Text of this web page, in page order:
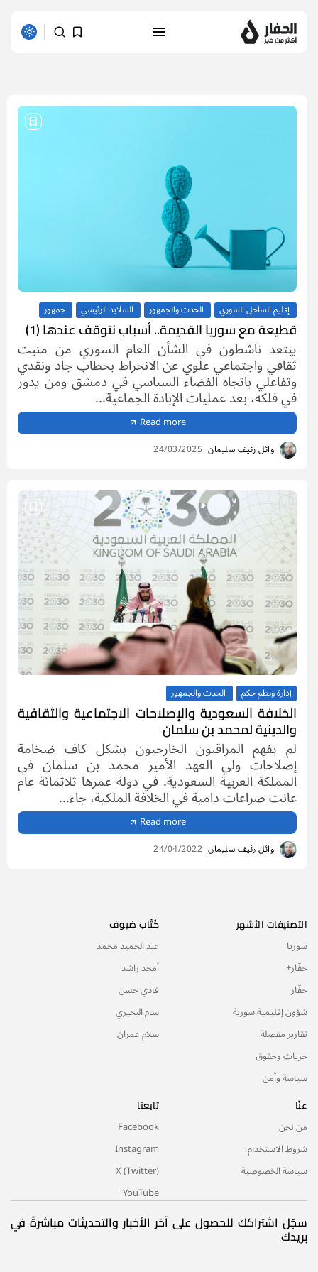
إقليم الساحل السوري الحدث والجمهور السلايد الرئيسي جمهور
قطيعة مع سوريا القديمة.. أسباب نتوقف عندها (1)
يبتعد ناشطون في الشأن العام السوري من منبت
ثقافي واجتماعي علوي عن الانخراط بخطاب جاد ونقدي
وتفاعلي باتجاه الفضاء السياسي في دمشق ومن يدور
في فلكه، بعد عمليات الإبادة الجماعية...
Read more
وائل رئيف سليمان 24/03/2025
إدارة ونظم حكم الحدث والجمهور
الخلافة السعودية والإصلاحات الاجتماعية والثقافية
والدينية لمحمد بن سلمان
لم يفهم المراقبون الخارجيون بشكل كاف ضخامة
إصلاحات ولي العهد الأمير محمد بن سلمان في
المملكة العربية السعودية. في دولة عمرها ثلاثمائة عام
عانت صراعات دامية في الخلافة الملكية، جاء...
Read more
وائل رئيف سليمان 24/04/2022
التصنيفات الأشهر
سوريا
حفّار+
حفّار
شؤون إقليمية سورية
تقارير مفصلة
حريات وحقوق
سياسة وأمن
كُتّاب ضيوف
عبد الحميد محمد
أمجد راشد
فادي حسن
سام البحيري
سلام عمران
عنّا
من نحن
شروط الاستخدام
سياسة الخصوصية
تابعنا
Facebook
Instagram
X (Twitter)
YouTube
سجّل اشتراكك للحصول على آخر الأخبار والتحديثات مباشرةً في
بريدك